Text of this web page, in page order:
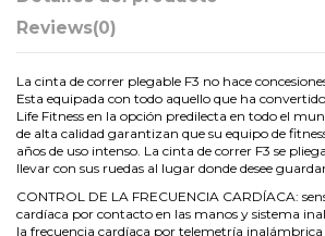
Reviews(0)
La cinta de correr plegable F3 no hace
Esta equipada con todo aquello que ha
Life Fitness en la opción predilecta en todo el
de alta calidad garantizan que su equipo de
años de uso intenso. La cinta de correr F3 se
llevar con sus ruedas al lugar donde desee
CONTROL DE LA FRECUENCIA CARDÍACA:
cardíaca por contacto en las manos y sistema
la frecuencia cardíaca por telemetría inalámbrica